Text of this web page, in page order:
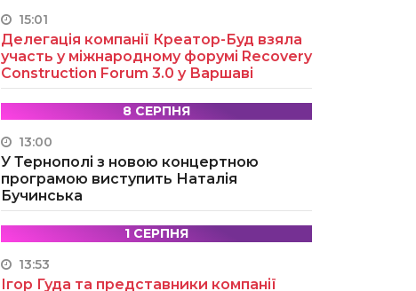
15:01
Делегація компанії Креатор-Буд взяла
участь у міжнародному форумі Recovery
Construction Forum 3.0 у Варшаві
8 СЕРПНЯ
13:00
У Тернополі з новою концертною
програмою виступить Наталія
Бучинська
1 СЕРПНЯ
13:53
Ігор Гуда та представники компанії